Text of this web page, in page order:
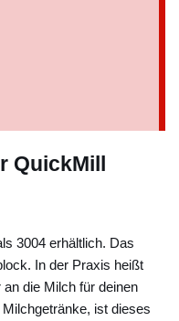
QuickMill
3004 erhältlich. Das
In der Praxis heißt
die Milch für deinen
ist dieses